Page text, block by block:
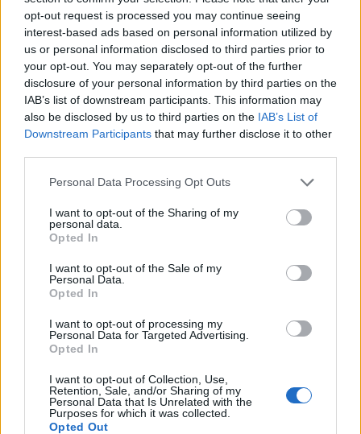
opt-out request is processed you may continue seeing
interest-based ads based on personal information utilized by
us or personal information disclosed to third parties prior to
your opt-out. You may separately opt-out of the further
disclosure of your personal information by third parties on the
IAB’s list of downstream participants. This information may
also be disclosed by us to third parties on the IAB’s List of
Downstream Participants that may further disclose it to other
Personal Data Processing Opt Outs
I want to opt-out of the Sharing of my
personal data.
Opted In
I want to opt-out of the Sale of my
Personal Data.
Opted In
I want to opt-out of processing my
Personal Data for Targeted Advertising.
Opted In
I want to opt-out of Collection, Use,
Retention, Sale, and/or Sharing of my
Personal Data that Is Unrelated with the
Purposes for which it was collected.
Opted Out
@musicapuntocom